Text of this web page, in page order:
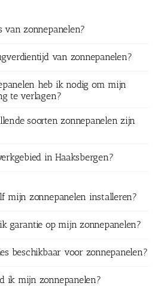
van zonnepanelen?
van zonnepanelen?
heb ik nodig om mijn
te verlagen?
soorten zonnepanelen zijn
in Haaksbergen?
mijn zonnepanelen installeren?
garantie op mijn zonnepanelen?
beschikbaar voor zonnepanelen?
ik mijn zonnepanelen?